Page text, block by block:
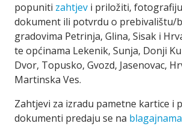
popuniti zahtjev i priložiti,
dokument ili potvrdu o prebivalištu/
gradovima Petrinja, Glina, Sisak i
te općinama Lekenik, Sunja, Donji
Dvor, Topusko, Gvozd, Jasenovac,
Martinska Ves.
Zahtjevi za izradu pametne kartice i
dokumenti predaju se na blagajnama